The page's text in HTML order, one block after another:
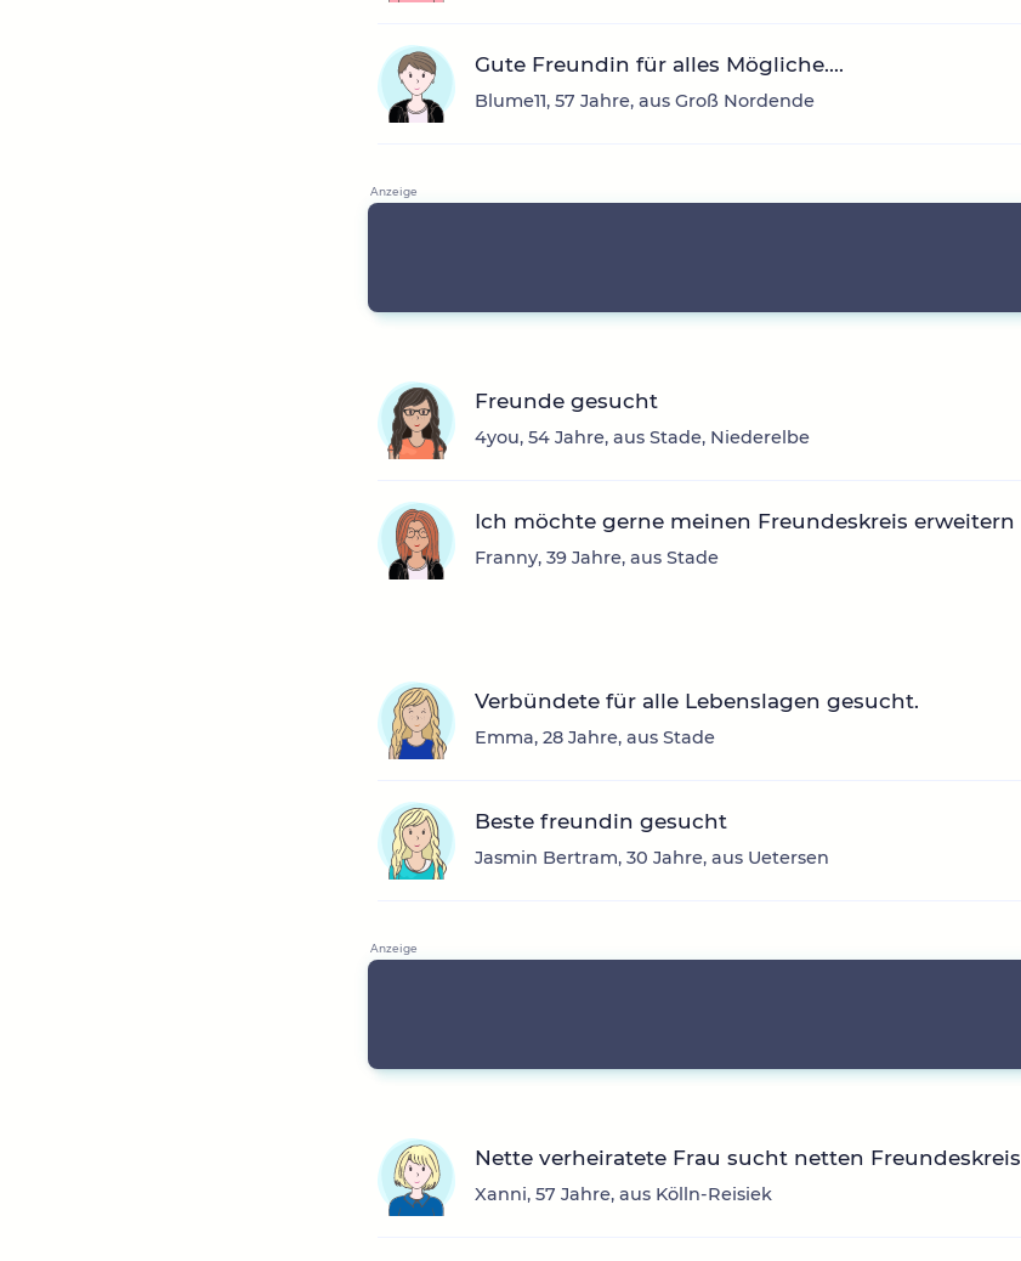
Gute Freundin für alles Mögliche....
Blume11, 57 Jahre, aus Groß Nordende
Freunde gesucht
4you, 54 Jahre, aus Stade, Niederelbe
Ich möchte gerne meinen Freundeskreis erweitern
Franny, 39 Jahre, aus Stade
Verbündete für alle Lebenslagen gesucht.
Emma, 28 Jahre, aus Stade
Beste freundin gesucht
Jasmin Bertram, 30 Jahre, aus Uetersen
Nette verheiratete Frau sucht netten Freundeskreis
Xanni, 57 Jahre, aus Kölln-Reisiek